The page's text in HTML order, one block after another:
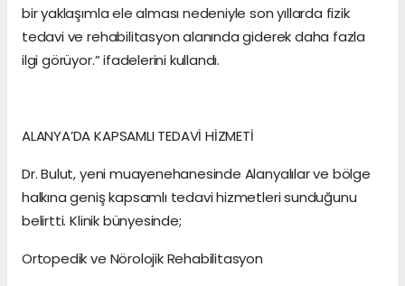
bir yaklaşımla ele alması nedeniyle son yıllarda fizik
tedavi ve rehabilitasyon alanında giderek daha fazla
ilgi görüyor.” ifadelerini kullandı.
ALANYA’DA KAPSAMLI TEDAVİ HİZMETİ
Dr. Bulut, yeni muayenehanesinde Alanyalılar ve bölge
halkına geniş kapsamlı tedavi hizmetleri sunduğunu
belirtti. Klinik bünyesinde;
Ortopedik ve Nörolojik Rehabilitasyon